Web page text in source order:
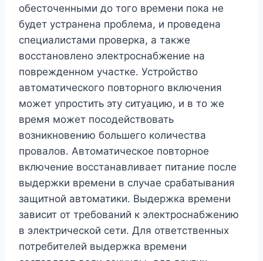
обесточенными до того времени пока не
будет устранена проблема, и проведена
специалистами проверка, а также
восстановлено электроснабжение на
поврежденном участке. Устройство
автоматического повторного включения
может упростить эту ситуацию, и в то же
время может посодействовать
возникновению большего количества
провалов. Автоматическое повторное
включение восстанавливает питание после
выдержки времени в случае срабатывания
защитной автоматики. Выдержка времени
зависит от требований к электроснабжению
в электрической сети. Для ответственных
потребителей выдержка времени